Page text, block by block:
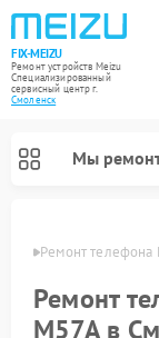
FIX-MEIZU
Ремонт устройств Meizu
Специализированный
cервисный центр г.
Смоленск
Мы
Ремонт телефона
Ремонт
M57A в